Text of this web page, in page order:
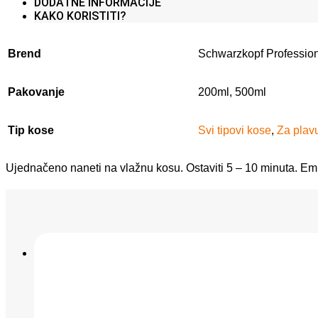
KAKO KORISTITI?
Brend Schwarzkopf
Pakovanje 200ml, 500ml
Tip kose Svi tipovi kose, Za
Ujednačeno naneti na vlažnu kosu. Ostaviti 5 – 10 minuta.